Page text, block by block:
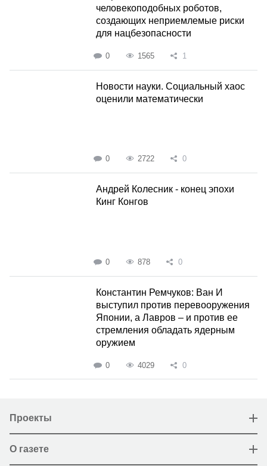
человекоподобных роботов,
создающих неприемлемые риски
для нацбезопасности
0 1565 1
Новости науки. Социальный хаос
оценили математически
0 2722 0
Андрей Колесник - конец эпохи
Кинг Конгов
0 878 0
Константин Ремчуков: Ван И
выступил против перевооружения
Японии, а Лавров – и против ее
стремления обладать ядерным
оружием
0 4029 0
Проекты
О газете